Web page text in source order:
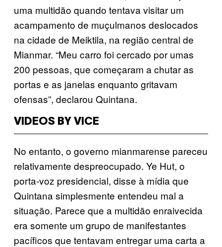
uma multidão quando tentava visitar um
acampamento de muçulmanos deslocados
na cidade de Meiktila, na região central de
Mianmar. “Meu carro foi cercado por umas
200 pessoas, que começaram a chutar as
portas e as janelas enquanto gritavam
ofensas”, declarou Quintana.
VIDEOS BY VICE
No entanto, o governo mianmarense pareceu
relativamente despreocupado. Ye Hut, o
porta-voz presidencial, disse à mídia que
Quintana simplesmente entendeu mal a
situação. Parece que a multidão enraivecida
era somente um grupo de manifestantes
pacíficos que tentavam entregar uma carta a